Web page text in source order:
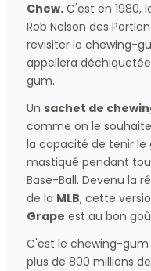
Chew. C'est en 1980,
Rob Nelson des
revisiter le chewing-
appellera
gum.
Un sachet de
comme on le
la capacité de tenir
mastiqué pendant
Base-Ball. Devenu la
de la MLB, cette
Grape est au bon
C'est le chewing-
plus de 800 millions